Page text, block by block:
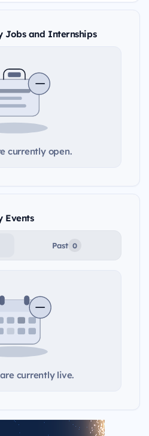
Jobs and Internships
currently open.
Events
Past 0
currently live.